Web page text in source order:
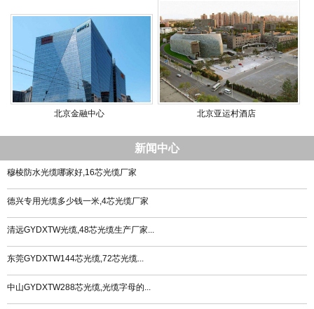
北京金融中心 北京亚运村酒店
新闻中心
穆棱防水光缆哪家好,16芯光缆厂家
德兴专用光缆多少钱一米,4芯光缆厂家
清远GYDXTW光缆,48芯光缆生产厂家...
东莞GYDXTW144芯光缆,72芯光缆...
中山GYDXTW288芯光缆,光缆字母的...